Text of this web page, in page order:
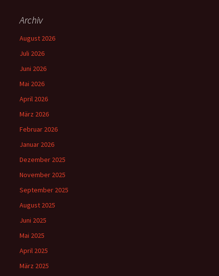
Archiv
August 2026
Juli 2026
Juni 2026
Mai 2026
April 2026
März 2026
Februar 2026
Januar 2026
Dezember 2025
November 2025
September 2025
August 2025
Juni 2025
Mai 2025
April 2025
März 2025